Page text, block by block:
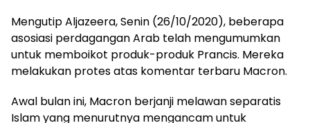
Mengutip Aljazeera, Senin (26/10/2020), beberapa
asosiasi perdagangan Arab telah mengumumkan
untuk memboikot produk-produk Prancis. Mereka
melakukan protes atas komentar terbaru Macron.
Awal bulan ini, Macron berjanji melawan separatis
Islam yang menurutnya mengancam untuk